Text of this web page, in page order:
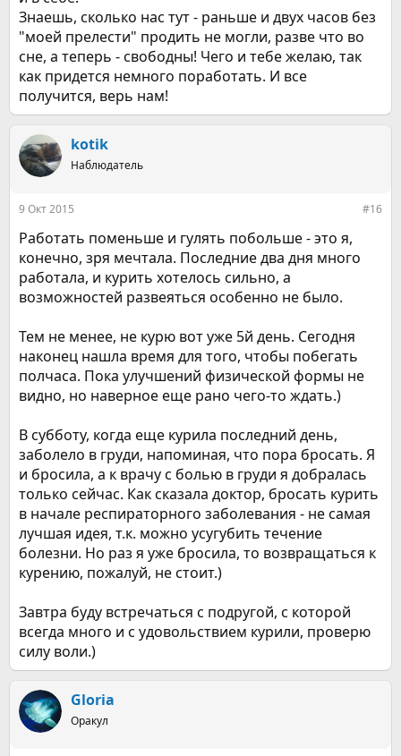
Знаешь, сколько нас тут - раньше и двух часов без
"моей прелести" продить не могли, разве что во
сне, а теперь - свободны! Чего и тебе желаю, так
как придется немного поработать. И все
получится, верь нам!
kotik
Наблюдатель
9 Окт 2015 #16
Работать поменьше и гулять побольше - это я,
конечно, зря мечтала. Последние два дня много
работала, и курить хотелось сильно, а
возможностей развеяться особенно не было.
Тем не менее, не курю вот уже 5й день. Сегодня
наконец нашла время для того, чтобы побегать
полчаса. Пока улучшений физической формы не
видно, но наверное еще рано чего-то ждать.)
В субботу, когда еще курила последний день,
заболело в груди, напоминая, что пора бросать. Я
и бросила, а к врачу с болью в груди я добралась
только сейчас. Как сказала доктор, бросать курить
в начале респираторного заболевания - не самая
лучшая идея, т.к. можно усугубить течение
болезни. Но раз я уже бросила, то возвращаться к
курению, пожалуй, не стоит.)
Завтра буду встречаться с подругой, с которой
всегда много и с удовольствием курили, проверю
силу воли.)
Gloria
Оракул